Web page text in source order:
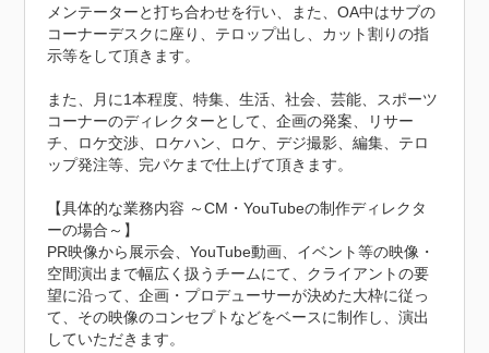
メンテーターと打ち合わせを行い、また、OA中はサブの
コーナーデスクに座り、テロップ出し、カット割りの指
示等をして頂きます。
また、月に1本程度、特集、生活、社会、芸能、スポーツ
コーナーのディレクターとして、企画の発案、リサー
チ、ロケ交渉、ロケハン、ロケ、デジ撮影、編集、テロ
ップ発注等、完パケまで仕上げて頂きます。
【具体的な業務内容 ～CM・YouTubeの制作ディレクタ
ーの場合～】
PR映像から展示会、YouTube動画、イベント等の映像・
空間演出まで幅広く扱うチームにて、クライアントの要
望に沿って、企画・プロデューサーが決めた大枠に従っ
て、その映像のコンセプトなどをベースに制作し、演出
していただきます。